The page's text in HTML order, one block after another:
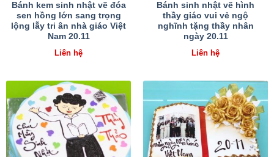
Bánh kem sinh nhật vẽ đóa
sen hồng lớn sang trọng
lộng lẫy tri ân nhà giáo Việt
Nam 20.11
Liên hệ
Bánh sinh nhật vẽ hình
thầy giáo vui vẻ ngộ
nghĩnh tặng thầy nhân
ngày 20.11
Liên hệ